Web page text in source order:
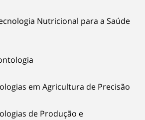
Nutricional para a Saúde
em Agricultura de Precisão
de Produção e